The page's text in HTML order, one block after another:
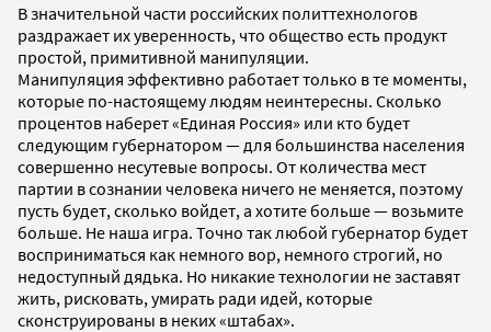
В значительной части российских политтехнологов
раздражает их уверенность, что общество есть продукт
простой, примитивной манипуляции.
Манипуляция эффективно работает только в те моменты,
которые по-настоящему людям неинтересны. Сколько
процентов наберет «Единая Россия» или кто будет
следующим губернатором — для большинства населения
совершенно несутевые вопросы. От количества мест
партии в сознании человека ничего не меняется, поэтому
пусть будет, сколько войдет, а хотите больше — возьмите
больше. Не наша игра. Точно так любой губернатор будет
восприниматься как немного вор, немного строгий, но
недоступный дядька. Но никакие технологии не заставят
жить, рисковать, умирать ради идей, которые
сконструированы в неких «штабах».